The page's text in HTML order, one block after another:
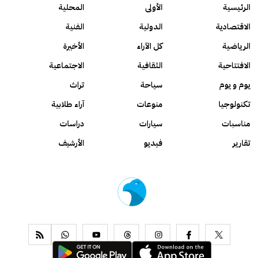
الرئيسية الأولى
المحلية
الاقتصادية
الدولية
الفنية
الرياضية
كل الآراء
الأخيرة
الافتتاحية
الثقافية
الاجتماعية
يوم و يوم
سياحة
تراث
تكنولوجيا
منوعات
آراء طلابية
مناسبات
سيارات
دراسات
تقارير
فيديو الأرشيف